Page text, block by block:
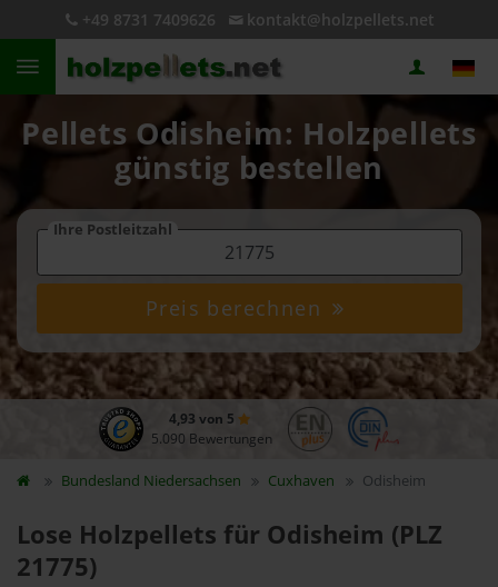
+49 8731 7409626 kontakt@holzpellets.net
Pellets Odisheim: Holzpellets
günstig bestellen
Ihre Postleitzahl
Preis berechnen
4,93 von 5
5.090 Bewertungen
Bundesland Niedersachsen Cuxhaven Odisheim
Lose Holzpellets für Odisheim (PLZ
21775)